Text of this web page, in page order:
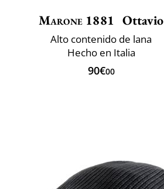
Marone 1881 Ottavio
Alto contenido de lana
Hecho en Italia
90€00